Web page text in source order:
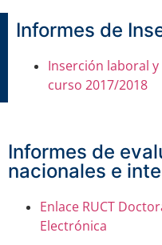
Informes de
Inserción laboral
curso 2017/2018
Informes de
nacionales e
Enlace RUCT
Electrónica